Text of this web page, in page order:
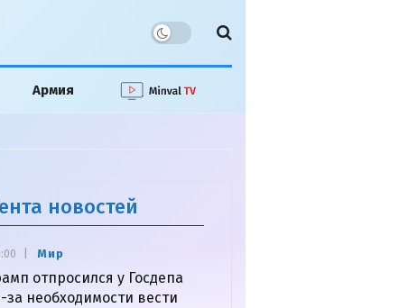
Армия
новостей
Мир
отпросился у Госдепа
за необходимости вести